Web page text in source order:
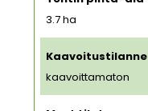
3.7ha
Kaavoitustilanne
kaavoittamaton